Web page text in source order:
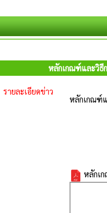
หลักเกณฑ์และวิธี
รายละเอียดข่าว
หลักเกณฑ์แ
หลักเ